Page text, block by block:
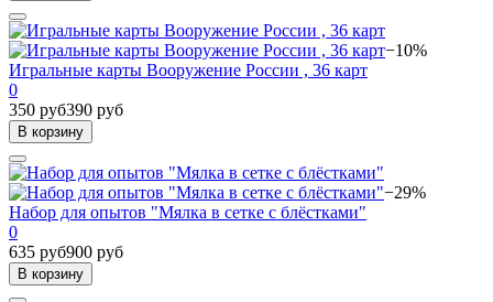
−10%
Игральные карты Вооружение России , 36 карт
0
350 руб390 руб
В корзину
−29%
Набор для опытов "Мялка в сетке с блёстками"
0
635 руб900 руб
В корзину